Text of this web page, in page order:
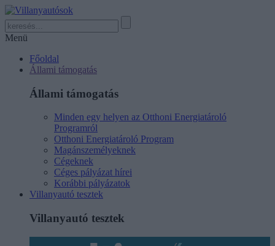
Menü
Főoldal
Állami támogatás
Állami támogatás
Minden egy helyen az Otthoni Energiatároló
Programról
Otthoni Energiatároló Program
Magánszemélyeknek
Cégeknek
Céges pályázat hírei
Korábbi pályázatok
Villanyautó tesztek
Villanyautó tesztek